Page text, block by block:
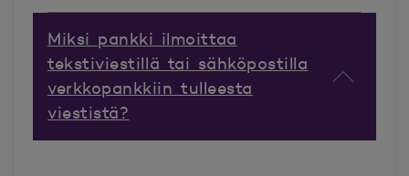
Miksi pankki ilmoittaa
tekstiviestillä tai sähköpostilla
verkkopankkiin tulleesta
viestistä?